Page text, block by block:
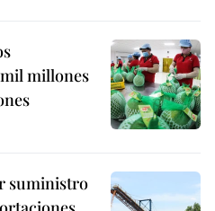
millones
suministro